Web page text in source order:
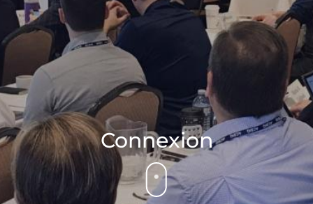
Connexion